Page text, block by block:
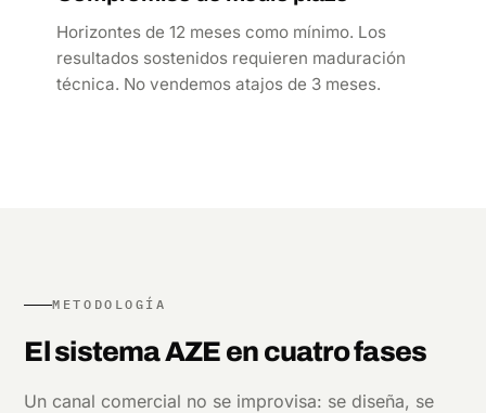
Horizontes de 12 meses como mínimo. Los
resultados sostenidos requieren maduración
técnica. No vendemos atajos de 3 meses.
METODOLOGÍA
El sistema AZE en cuatro fases
Un canal comercial no se improvisa: se diseña, se